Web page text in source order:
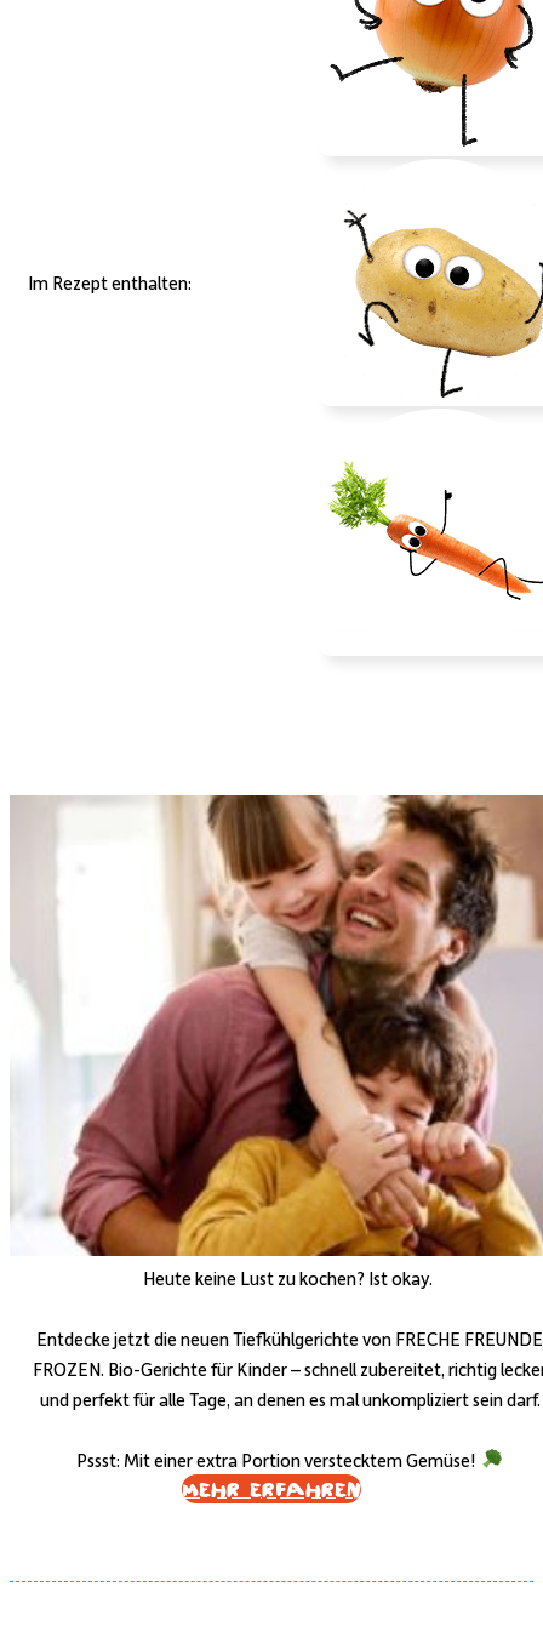
Im Rezept enthalten:
Heute keine Lust zu kochen? Ist okay.
Entdecke jetzt die neuen Tiefkühlgerichte von FRECHE FREUNDE
FROZEN. Bio-Gerichte für Kinder – schnell zubereitet, richtig
und perfekt für alle Tage, an denen es mal unkompliziert sein darf.
Pssst: Mit einer extra Portion verstecktem Gemüse!
Mehr erfahren